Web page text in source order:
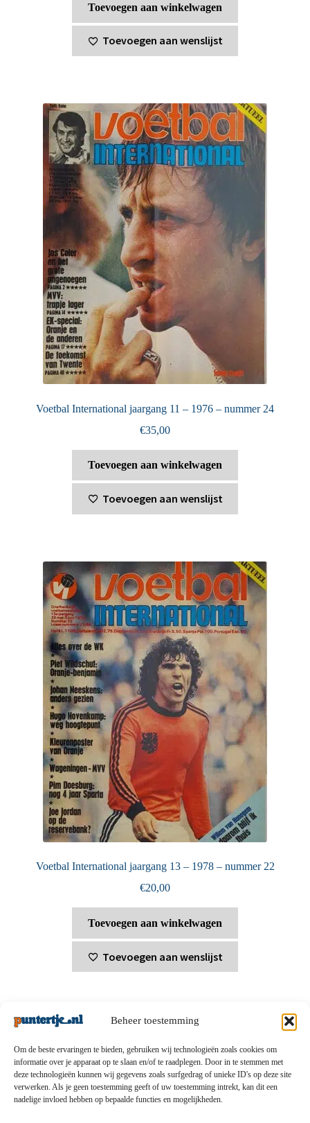
Beheer toestemming
Om de beste ervaringen te bieden, gebruiken wij technologieën zoals cookies om
informatie over je apparaat op te slaan en/of te raadplegen. Door in te stemmen met
deze technologieën kunnen wij gegevens zoals surfgedrag of unieke ID's op deze site
verwerken. Als je geen toestemming geeft of uw toestemming intrekt, kan dit een
nadelige invloed hebben op bepaalde functies en mogelijkheden.
Toevoegen aan winkelwagen
Toevoegen aan wenslijst
Voetbal International jaargang 11 – 1976 – nummer 24
€35,00
Toevoegen aan winkelwagen
Toevoegen aan wenslijst
Voetbal International jaargang 13 – 1978 – nummer 22
€20,00
Toevoegen aan winkelwagen
Toevoegen aan wenslijst
Privacybeleid-Verzending en retouren-Algemene
voorwaarden-Disclaimert-Betaalmethoden-Over ons